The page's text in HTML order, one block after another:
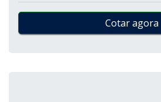
Cotar agora